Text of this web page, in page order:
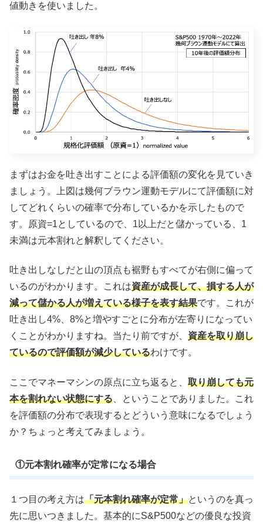
値動きを使いました。
まずはお金を吐き出すことによる評価額の変化を見ていき
ましょう。上図は幾何ブラウン運動モデルにて評価額に対
してどれくらいの確率で分布しているかを示したもので
す。原資=1としているので、1以上だと儲かっている、1
未満は元本割れと解釈してください。
吐き出しなしだと山の頂点も裾野もすべてが右側に偏って
いるのがわかります。これは資産が成長して、損する人が
減って儲かる人が増えている様子を表す結果です。これが
吐き出し4%、8%と増やすごとに分布が左寄りになってい
くことがわかりますね。当たり前ですが、 資産を取り崩し
ているので評価額が減少しているわけです。
ここでマネーマシンの原点に立ち返ると、 取り崩しても元
本を割れない状態にする 、ということでありました。これ
を評価額の分布で表現するとどういう意味になるでしょう
か？ちょっと考えてみましょう。
①元本割れ確率が定常になる場合
１つ目の考え方は「元本割れ確率が定常」というのを真っ
先に思いつきました。基本的にS&P500などの優良な投資